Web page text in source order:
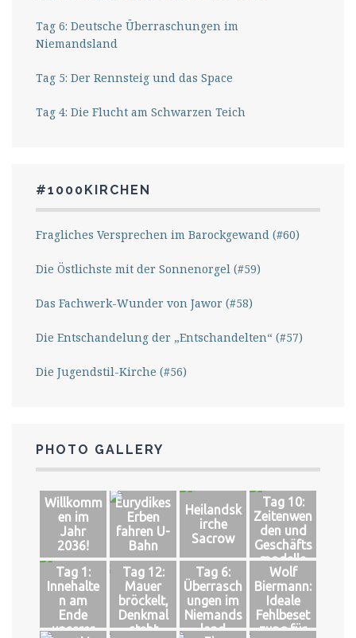
Tag 6: Deutsche Überraschungen im
Niemandsland
Tag 5: Der Rennsteig und das Space
Tag 4: Die Flucht am Schwarzen Teich
#1000KIRCHEN
Fragliches Versprechen im Barockgewand (#60)
Die Östlichste mit der Sonnenorgel (#59)
Das Fachwerk-Wunder von Jawor (#58)
Die Entschandelung der „Entschandelten“ (#57)
Die Jugendstil-Kirche (#56)
PHOTO GALLERY
Willkomm
en im
Jahr
2036!
Eurydikes
Erben
fahren U-
Bahn
Heilandsk
irche
Sacrow
Tag 10:
Zeitenwen
den und
Geschäfts
modelle
Tag 1:
Innehalte
n am
Ende
unserer
Tag 12:
Mauer
bröckelt,
Denkmal
steht
Tag 6:
Überrasch
ungen im
Niemands
land
Wolf
Biermann:
Ideale
Fehlbeset
zung für